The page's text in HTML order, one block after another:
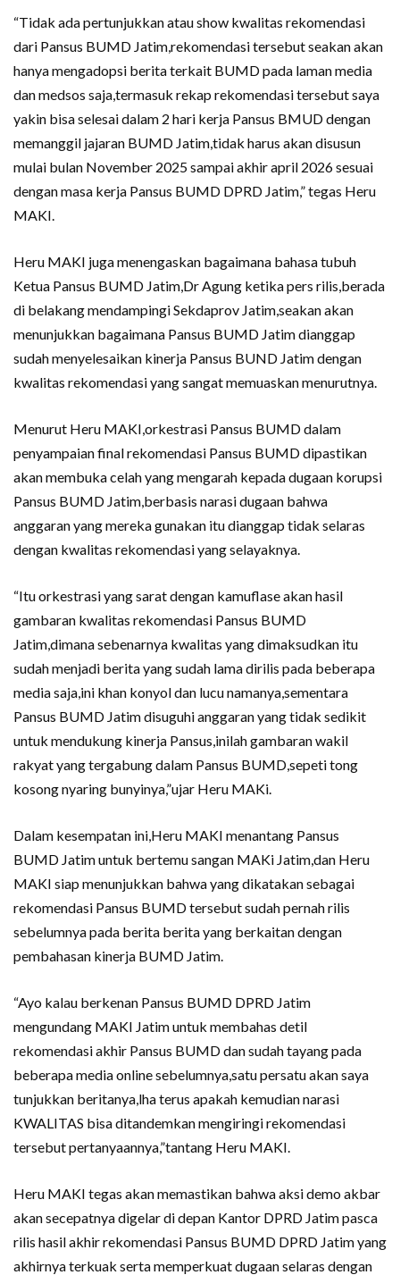
“Tidak ada pertunjukkan atau show kwalitas rekomendasi
dari Pansus BUMD Jatim,rekomendasi tersebut seakan akan
hanya mengadopsi berita terkait BUMD pada laman media
dan medsos saja,termasuk rekap rekomendasi tersebut saya
yakin bisa selesai dalam 2 hari kerja Pansus BMUD dengan
memanggil jajaran BUMD Jatim,tidak harus akan disusun
mulai bulan November 2025 sampai akhir april 2026 sesuai
dengan masa kerja Pansus BUMD DPRD Jatim,” tegas Heru
MAKI.
Heru MAKI juga menengaskan bagaimana bahasa tubuh
Ketua Pansus BUMD Jatim,Dr Agung ketika pers rilis,berada
di belakang mendampingi Sekdaprov Jatim,seakan akan
menunjukkan bagaimana Pansus BUMD Jatim dianggap
sudah menyelesaikan kinerja Pansus BUND Jatim dengan
kwalitas rekomendasi yang sangat memuaskan menurutnya.
Menurut Heru MAKI,orkestrasi Pansus BUMD dalam
penyampaian final rekomendasi Pansus BUMD dipastikan
akan membuka celah yang mengarah kepada dugaan korupsi
Pansus BUMD Jatim,berbasis narasi dugaan bahwa
anggaran yang mereka gunakan itu dianggap tidak selaras
dengan kwalitas rekomendasi yang selayaknya.
“Itu orkestrasi yang sarat dengan kamuflase akan hasil
gambaran kwalitas rekomendasi Pansus BUMD
Jatim,dimana sebenarnya kwalitas yang dimaksudkan itu
sudah menjadi berita yang sudah lama dirilis pada beberapa
media saja,ini khan konyol dan lucu namanya,sementara
Pansus BUMD Jatim disuguhi anggaran yang tidak sedikit
untuk mendukung kinerja Pansus,inilah gambaran wakil
rakyat yang tergabung dalam Pansus BUMD,sepeti tong
kosong nyaring bunyinya,”ujar Heru MAKi.
Dalam kesempatan ini,Heru MAKI menantang Pansus
BUMD Jatim untuk bertemu sangan MAKi Jatim,dan Heru
MAKI siap menunjukkan bahwa yang dikatakan sebagai
rekomendasi Pansus BUMD tersebut sudah pernah rilis
sebelumnya pada berita berita yang berkaitan dengan
pembahasan kinerja BUMD Jatim.
“Ayo kalau berkenan Pansus BUMD DPRD Jatim
mengundang MAKI Jatim untuk membahas detil
rekomendasi akhir Pansus BUMD dan sudah tayang pada
beberapa media online sebelumnya,satu persatu akan saya
tunjukkan beritanya,lha terus apakah kemudian narasi
KWALITAS bisa ditandemkan mengiringi rekomendasi
tersebut pertanyaannya,”tantang Heru MAKI.
Heru MAKI tegas akan memastikan bahwa aksi demo akbar
akan secepatnya digelar di depan Kantor DPRD Jatim pasca
rilis hasil akhir rekomendasi Pansus BUMD DPRD Jatim yang
akhirnya terkuak serta memperkuat dugaan selaras dengan